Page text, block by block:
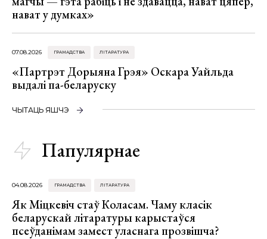
нават у думках»
07.08.2026 ГРАМАДСТВА ЛІТАРАТУРА
«Партрэт Дорыяна Грэя» Оскара Уайльда
выдалі па-беларуску
ЧЫТАЦЬ ЯШЧЭ
Папулярнае
04.08.2026 ГРАМАДСТВА ЛІТАРАТУРА
Як Міцкевіч стаў Коласам. Чаму класік
беларускай літаратуры карыстаўся
псеўданімам замест уласнага прозвішча?